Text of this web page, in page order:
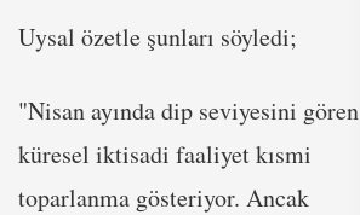
Uysal özetle şunları söyledi;
"Nisan ayında dip seviyesini gören
küresel iktisadi faaliyet kısmi
toparlanma gösteriyor. Ancak